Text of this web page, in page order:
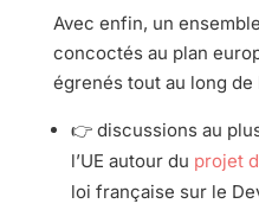
Avec enfin, un
concoctés au plan
égrenés tout au long de
👉 discussions au
l’UE autour du projet
loi française sur le